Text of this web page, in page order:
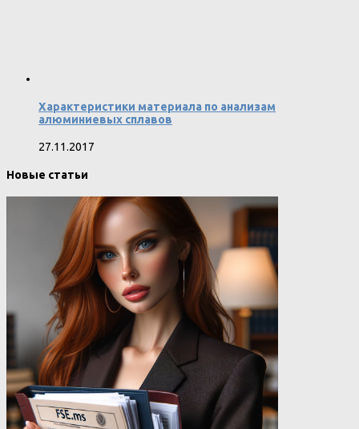
Характеристики материала по анализам
алюминиевых сплавов
27.11.2017
Новые статьи